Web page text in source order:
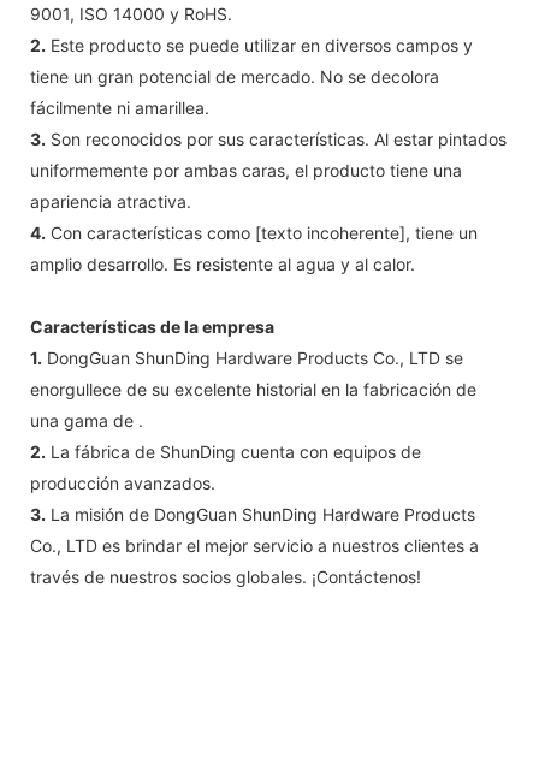
9001, ISO 14000 y RoHS.
2. Este producto se puede utilizar en diversos campos y
tiene un gran potencial de mercado. No se decolora
fácilmente ni amarillea.
3. Son reconocidos por sus características. Al estar pintados
uniformemente por ambas caras, el producto tiene una
apariencia atractiva.
4. Con características como [texto incoherente], tiene un
amplio desarrollo. Es resistente al agua y al calor.
Características de la empresa
1. DongGuan ShunDing Hardware Products Co., LTD se
enorgullece de su excelente historial en la fabricación de
una gama de .
2. La fábrica de ShunDing cuenta con equipos de
producción avanzados.
3. La misión de DongGuan ShunDing Hardware Products
Co., LTD es brindar el mejor servicio a nuestros clientes a
través de nuestros socios globales. ¡Contáctenos!